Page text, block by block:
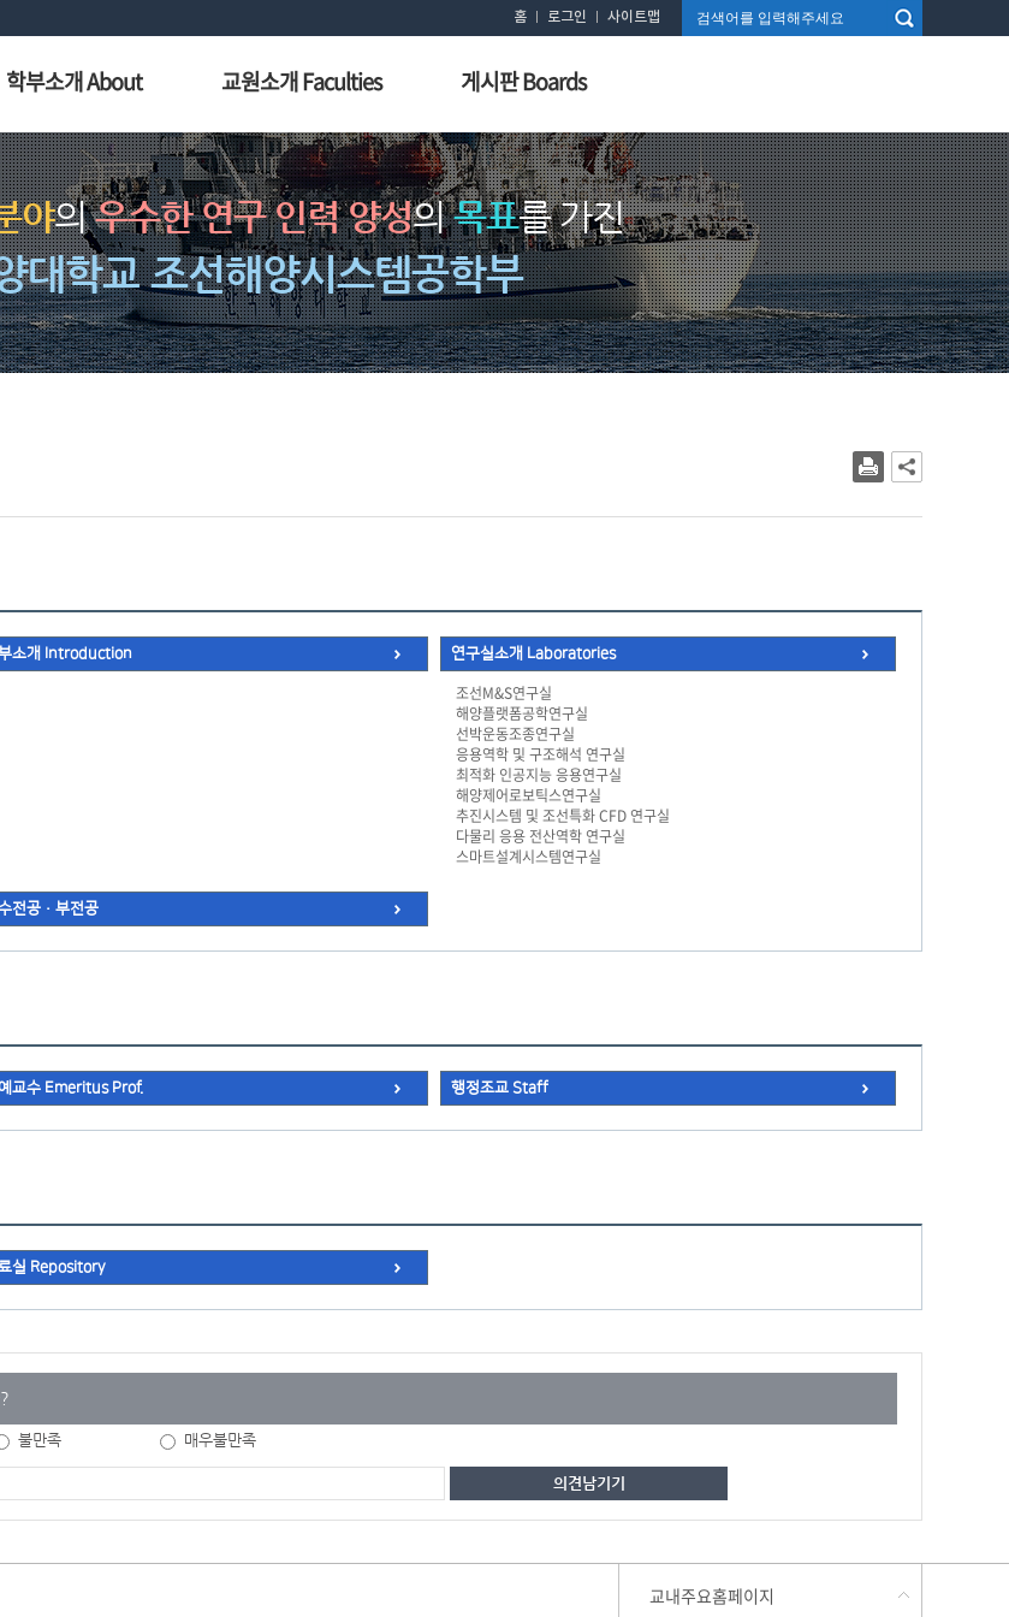
홈 로그인 사이트맵
학부소개 About 교원소개 Faculties 게시판 Boards
야의우수한 연구 인력 양성의목표를 가진
대학교 조선해양시스템공학부
소개 Introduction 연구실소개 Laboratories
조선M&S연구실
해양플랫폼공학연구실
선박운동조종연구실
응용역학 및 구조해석 연구실
최적화 인공지능 응용연구실
해양제어로보틱스연구실
추진시스템 및 조선특화 CFD 연구실
다물리 응용 전산역학 연구실
스마트설계시스템연구실
전공·부전공
교수 Emeritus Prof. 행정조교 Staff
실 Repository
불만족 매우불만족
교내주요홈페이지